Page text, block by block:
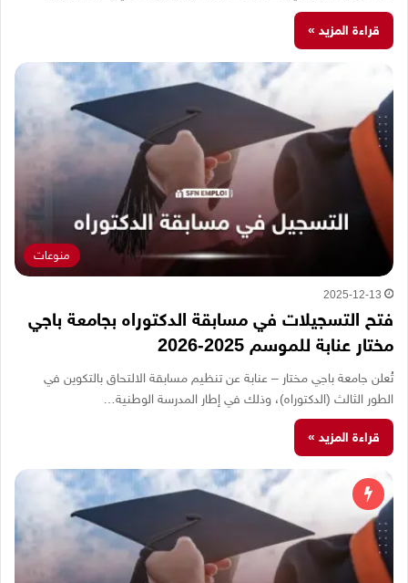
قراءة المزيد »
منوعات
2025-12-13
فتح التسجيلات في مسابقة الدكتوراه بجامعة باجي
مختار عنابة للموسم 2025-2026
تُعلن جامعة باجي مختار – عنابة عن تنظيم مسابقة الالتحاق بالتكوين في
الطور الثالث (الدكتوراه)، وذلك في إطار المدرسة الوطنية…
قراءة المزيد »